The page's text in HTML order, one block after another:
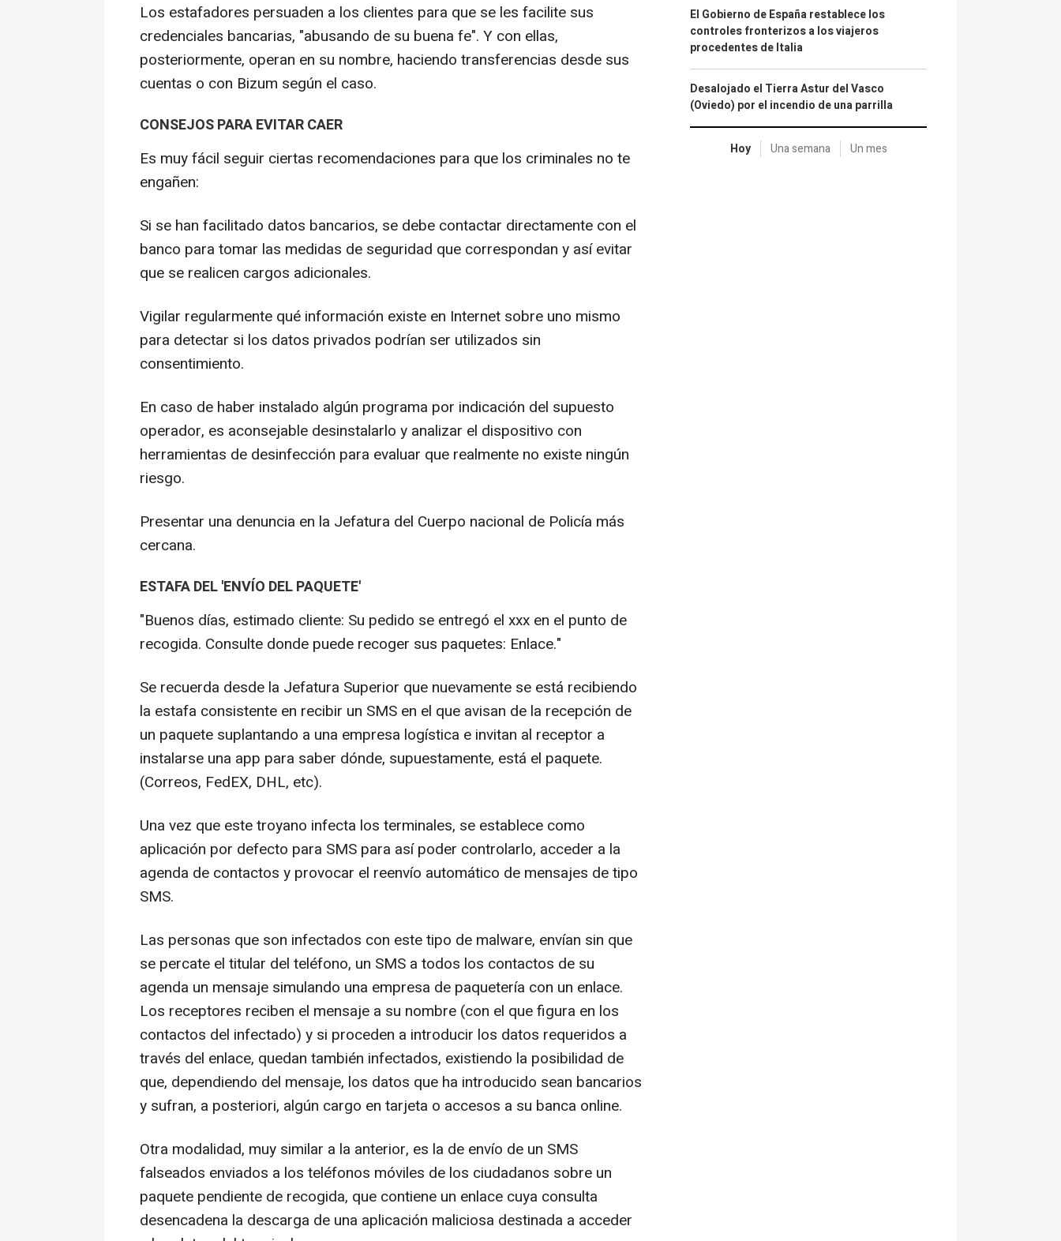
Los estafadores persuaden a los clientes para que se les facilite sus
credenciales bancarias, "abusando de su buena fe". Y con ellas,
posteriormente, operan en su nombre, haciendo transferencias desde sus
cuentas o con Bizum según el caso.
CONSEJOS PARA EVITAR CAER
Es muy fácil seguir ciertas recomendaciones para que los criminales no te
engañen:
Si se han facilitado datos bancarios, se debe contactar directamente con el
banco para tomar las medidas de seguridad que correspondan y así evitar
que se realicen cargos adicionales.
Vigilar regularmente qué información existe en Internet sobre uno mismo
para detectar si los datos privados podrían ser utilizados sin
consentimiento.
En caso de haber instalado algún programa por indicación del supuesto
operador, es aconsejable desinstalarlo y analizar el dispositivo con
herramientas de desinfección para evaluar que realmente no existe ningún
riesgo.
Presentar una denuncia en la Jefatura del Cuerpo nacional de Policía más
cercana.
ESTAFA DEL 'ENVÍO DEL PAQUETE'
"Buenos días, estimado cliente: Su pedido se entregó el xxx en el punto de
recogida. Consulte donde puede recoger sus paquetes: Enlace."
Se recuerda desde la Jefatura Superior que nuevamente se está recibiendo
la estafa consistente en recibir un SMS en el que avisan de la recepción de
un paquete suplantando a una empresa logística e invitan al receptor a
instalarse una app para saber dónde, supuestamente, está el paquete.
(Correos, FedEX, DHL, etc).
Una vez que este troyano infecta los terminales, se establece como
aplicación por defecto para SMS para así poder controlarlo, acceder a la
agenda de contactos y provocar el reenvío automático de mensajes de tipo
SMS.
Las personas que son infectados con este tipo de malware, envían sin que
se percate el titular del teléfono, un SMS a todos los contactos de su
agenda un mensaje simulando una empresa de paquetería con un enlace.
Los receptores reciben el mensaje a su nombre (con el que figura en los
contactos del infectado) y si proceden a introducir los datos requeridos a
través del enlace, quedan también infectados, existiendo la posibilidad de
que, dependiendo del mensaje, los datos que ha introducido sean bancarios
y sufran, a posteriori, algún cargo en tarjeta o accesos a su banca online.
Otra modalidad, muy similar a la anterior, es la de envío de un SMS
falseados enviados a los teléfonos móviles de los ciudadanos sobre un
paquete pendiente de recogida, que contiene un enlace cuya consulta
desencadena la descarga de una aplicación maliciosa destinada a acceder
El Gobierno de España restablece los
controles fronterizos a los viajeros
procedentes de Italia
Desalojado el Tierra Astur del Vasco
(Oviedo) por el incendio de una parrilla
Hoy Una semana Un mes